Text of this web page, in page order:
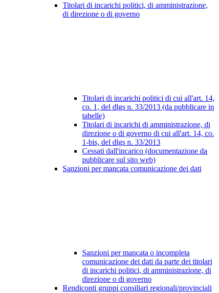
Titolari di incarichi politici, di amministrazione,
di direzione o di governo
Titolari di incarichi politici di cui all'art. 14,
co. 1, del dlgs n. 33/2013 (da pubblicare in
tabelle)
Titolari di incarichi di amministrazione, di
direzione o di governo di cui all'art. 14, co.
1-bis, del dlgs n. 33/2013
Cessati dall'incarico (documentazione da
pubblicare sul sito web)
Sanzioni per mancata comunicazione dei dati
Sanzioni per mancata o incompleta
comunicazione dei dati da parte dei titolari
di incarichi politici, di amministrazione, di
direzione o di governo
Rendiconti gruppi consiliari regionali/provinciali